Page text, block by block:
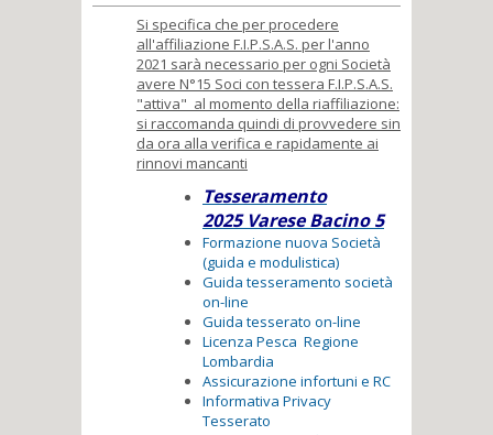
Si specifica che per procedere
all'affiliazione F.I.P.S.A.S. per l'anno
2021 sarà necessario per ogni Società
avere N°15 Soci con tessera F.I.P.S.A.S.
"attiva" al momento della riaffiliazione:
si raccomanda quindi di provvedere sin
da ora alla verifica e rapidamente ai
rinnovi mancanti
Tesseramento
2025 Varese Bacino 5
Formazione nuova Società
(guida e modulistica)
Guida tesseramento società
on-line
Guida tesserato on-line
Licenza Pesca Regione
Lombardia
Assicurazione infortuni e RC
Informativa Privacy
Tesserato